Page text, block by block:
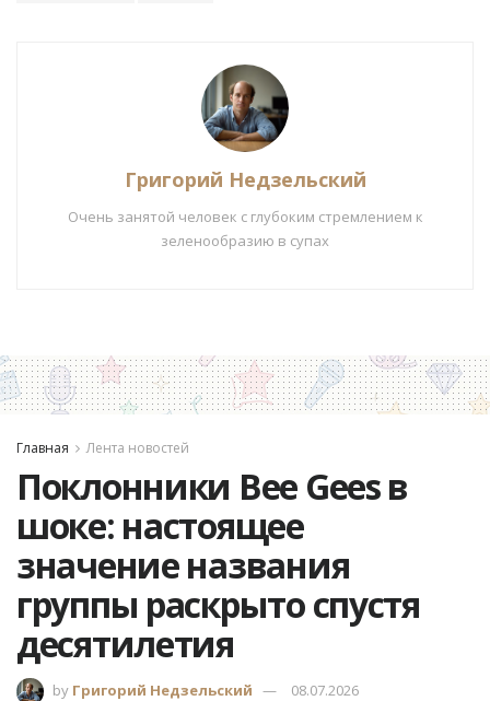
Григорий Недзельский
Очень занятой человек с глубоким стремлением к
зеленообразию в супах
Главная Лента новостей
Поклонники Bee Gees в
шоке: настоящее
значение названия
группы раскрыто спустя
десятилетия
by Григорий Недзельский 08.07.2026